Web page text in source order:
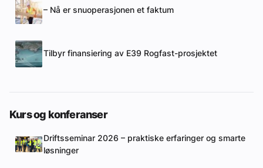
– Nå er snuoperasjonen et faktum
Tilbyr finansiering av E39 Rogfast-prosjektet
Kurs og konferanser
Driftsseminar 2026 – praktiske erfaringer og smarte
løsninger